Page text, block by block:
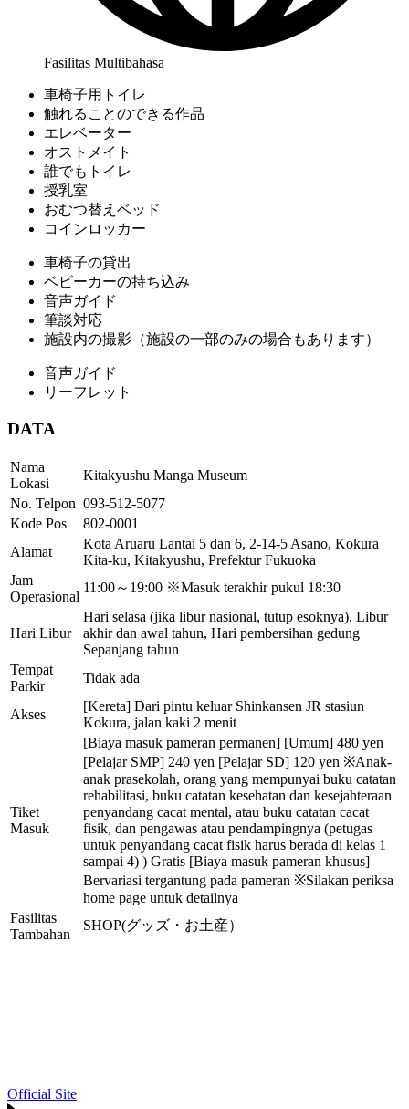
Fasilitas Multibahasa
車椅子用トイレ
触れることのできる作品
エレベーター
オストメイト
誰でもトイレ
授乳室
おむつ替えベッド
コインロッカー
車椅子の貸出
ベビーカーの持ち込み
音声ガイド
筆談対応
施設内の撮影（施設の一部のみの場合もあります）
音声ガイド
リーフレット
DATA
Nama
Lokasi
Kitakyushu Manga Museum
No. Telpon 093-512-5077
Kode Pos
802-0001
Alamat
Kota Aruaru Lantai 5 dan 6, 2-14-5 Asano, Kokura
Kita-ku, Kitakyushu, Prefektur Fukuoka
Jam
Operasional
11:00～19:00 ※Masuk terakhir pukul 18:30
Hari Libur
Hari selasa (jika libur nasional, tutup esoknya), Libur
akhir dan awal tahun, Hari pembersihan gedung
Sepanjang tahun
Tempat
Parkir
Tidak ada
Akses
[Kereta] Dari pintu keluar Shinkansen JR stasiun
Kokura, jalan kaki 2 menit
Tiket
Masuk
[Biaya masuk pameran permanen] [Umum] 480 yen
[Pelajar SMP] 240 yen [Pelajar SD] 120 yen ※Anak-
anak prasekolah, orang yang mempunyai buku catatan
rehabilitasi, buku catatan kesehatan dan kesejahteraan
penyandang cacat mental, atau buku catatan cacat
fisik, dan pengawas atau pendampingnya (petugas
untuk penyandang cacat fisik harus berada di kelas 1
sampai 4) ) Gratis [Biaya masuk pameran khusus]
Bervariasi tergantung pada pameran ※Silakan periksa
home page untuk detailnya
Fasilitas
Tambahan
SHOP(グッズ・お土産）
Official Site